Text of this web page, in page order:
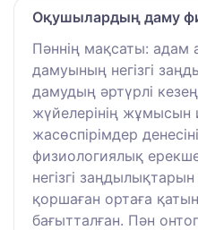
Оқушылардың даму
Пәннің мақсаты: адам
дамуының негізгі
дамудың әртүрлі
жүйелерінің жұмысын
жасөспірімдер
физиологиялық
негізгі
қоршаған ортаға
бағытталған. Пән